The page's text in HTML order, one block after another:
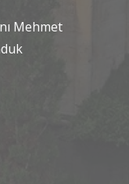
Mehmet